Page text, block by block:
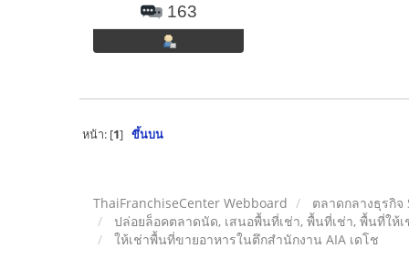
163
หน้า: [1] ขึ้นบน
ThaiFranchiseCenter Webboard
ตลาดกลางธุรกิ
ปล่อยล็อคตลาดนัด, เสนอพื้นที่เช่า, พื้นที่เช่า, พื้นที่ให้
ให้เช่าพื้นที่ขายอาหารในตึกสำนักงาน AIA เดโช